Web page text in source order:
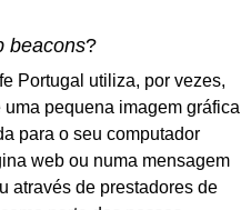
beacons?
Portugal utiliza, por vezes,
uma pequena imagem gráfica
para o seu computador
web ou numa mensagem
através de prestadores de